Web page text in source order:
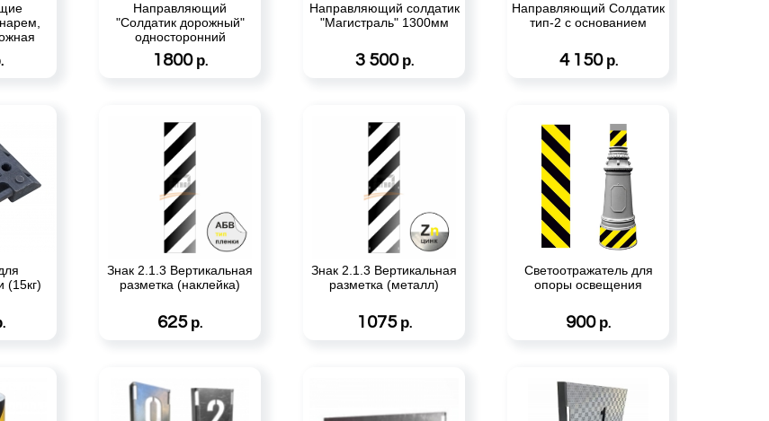
Направляющий
"Солдатик дорожный"
односторонний
1800 р.
Направляющий солдатик
"Магистраль" 1300мм
3 500 р.
Направляющий Солдатик
тип-2 с основанием
4 150 р.
(15кг)
Знак 2.1.3 Вертикальная
разметка (наклейка)
625 р.
Знак 2.1.3 Вертикальная
разметка (металл)
1075 р.
Светоотражатель для
опоры освещения
900 р.